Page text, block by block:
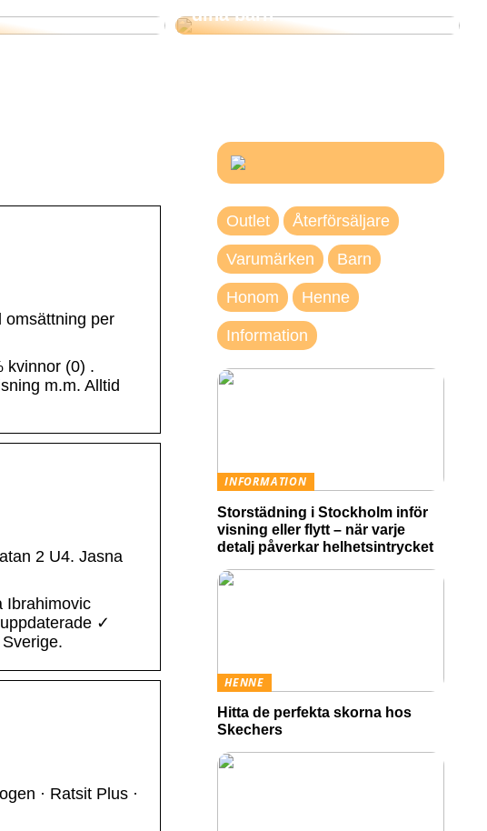
dina barn
omsättning per
kvinnor (0) .
m.m. Alltid
2 U4. Jasna
Ibrahimovic
✓
· Ratsit Plus ·
Outlet Återförsäljare
Varumärken Barn
Honom Henne
Information
INFORMATION
Storstädning i Stockholm inför
visning eller flytt – när varje
detalj påverkar helhetsintrycket
HENNE
Hitta de perfekta skorna hos
Skechers